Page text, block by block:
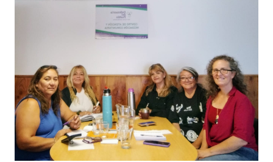
Constitución Nacional
Constitución Provincial
Carta Orgánica 2007
Reglamento Interno
Digesto